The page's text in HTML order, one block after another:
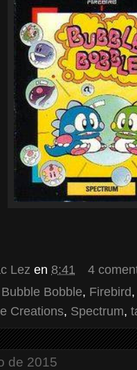
Lez en 8:41
4
Bubble Bobble, Firebird
Creations, Spectrum,
de 2015